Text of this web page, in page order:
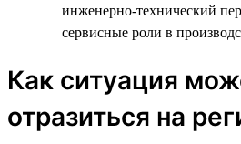
инженерно-технический
сервисные роли в
Как ситуация
отразиться на